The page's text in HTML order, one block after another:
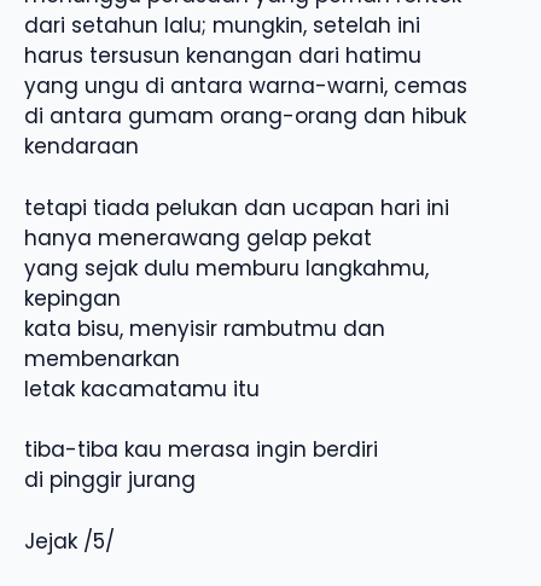
dari setahun lalu; mungkin, setelah ini
harus tersusun kenangan dari hatimu
yang ungu di antara warna-warni, cemas
di antara gumam orang-orang dan hibuk
kendaraan
tetapi tiada pelukan dan ucapan hari ini
hanya menerawang gelap pekat
yang sejak dulu memburu langkahmu,
kepingan
kata bisu, menyisir rambutmu dan
membenarkan
letak kacamatamu itu
tiba-tiba kau merasa ingin berdiri
di pinggir jurang
Jejak /5/